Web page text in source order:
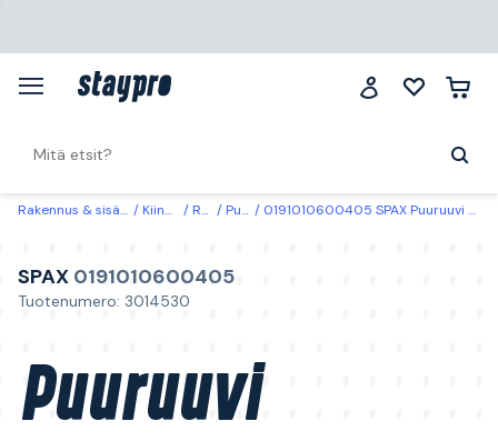
Rakennus & sisätilat Kiinnitys Ruuvit Puuruuvit 0191010600405 SPAX Puuruuvi 6,0 x 40 mm, 4CUT, WIROX, 500 kpl Osittain kierteitetty
SPAX 0191010600405
Tuotenumero: 3014530
Puuruuvi